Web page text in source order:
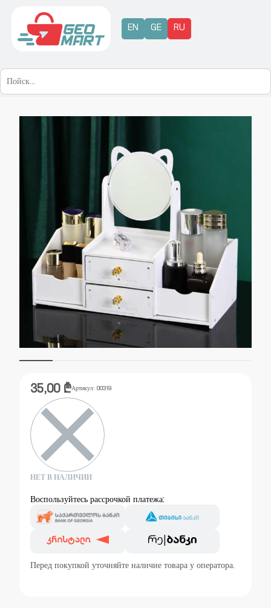
EN GE RU
35,00 ₾Артикул: 00319
НЕТ В НАЛИЧИИ
Воспользуйтесь рассрочкой платежа:
Перед покупкой уточняйте наличие товара у оператора.